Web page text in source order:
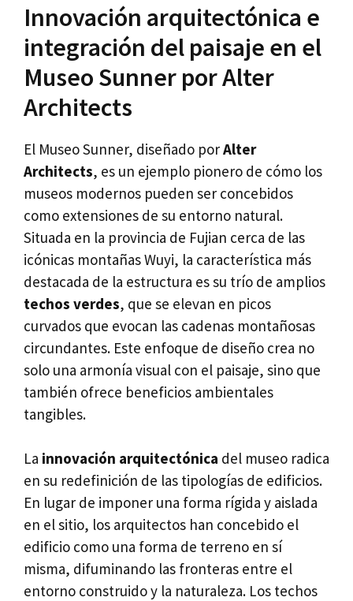
Innovación arquitectónica e
integración del paisaje en el
Museo Sunner por Alter
Architects
El Museo Sunner, diseñado porAlter
Architects, es un ejemplo pionero de cómo los
museos modernos pueden ser concebidos
como extensiones de su entorno natural.
Situada en la provincia de Fujian cerca de las
icónicas montañas Wuyi, la característica más
destacada de la estructura es su trío de amplios
techos verdes, que se elevan en picos
curvados que evocan las cadenas montañosas
circundantes. Este enfoque de diseño crea no
solo una armonía visual con el paisaje, sino que
también ofrece beneficios ambientales
tangibles.
La innovación arquitectónica del museo radica
en su redefinición de las tipologías de edificios.
En lugar de imponer una forma rígida y aislada
en el sitio, los arquitectos han concebido el
edificio como una forma de terreno en sí
misma, difuminando las fronteras entre el
entorno construido y la naturaleza. Los techos